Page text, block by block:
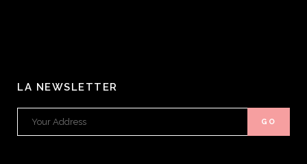
LA NEWSLETTER